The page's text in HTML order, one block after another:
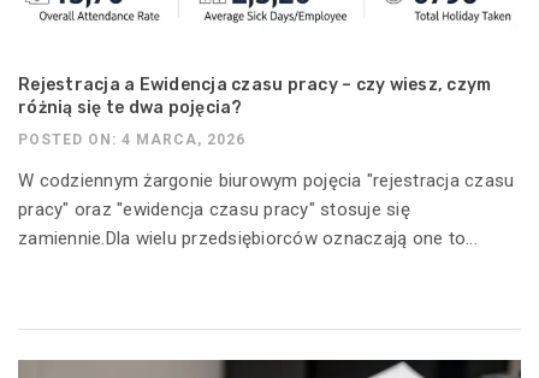
Rejestracja a Ewidencja czasu pracy – czy wiesz, czym
różnią się te dwa pojęcia?
POSTED ON: 4 MARCA, 2026
W codziennym żargonie biurowym pojęcia "rejestracja czasu
pracy" oraz "ewidencja czasu pracy" stosuje się
zamiennie.Dla wielu przedsiębiorców oznaczają one to...